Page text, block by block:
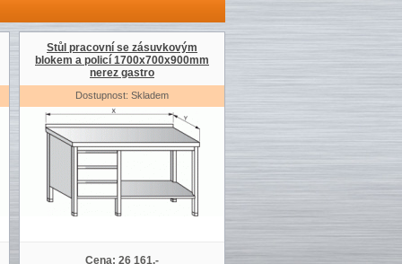
Stůl pracovní se zásuvkovým
blokem a policí 1700x700x900mm
nerez gastro
Dostupnost: Skladem
Cena: 26 161,-